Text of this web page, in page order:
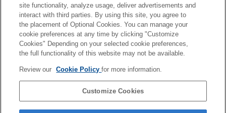
カメラの設定を変更する
スマートフォンでできること
パソコンでできること
クラウドサービスを利用する
site functionality, analyze usage, deliver advertisements and
interact with third parties. By using this site, you agree to
the placement of Optional Cookies. You can manage your
cookie preferences at any time by clicking "Customize
Cookies" Depending on your selected cookie preferences,
the full functionality of this website may not be available.
Review our Cookie Policyfor more information.
Customize Cookies